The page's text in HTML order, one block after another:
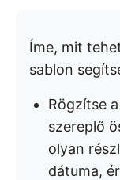
Íme, mit
sablon
Rögzítse
szereplő
olyan
dátuma,